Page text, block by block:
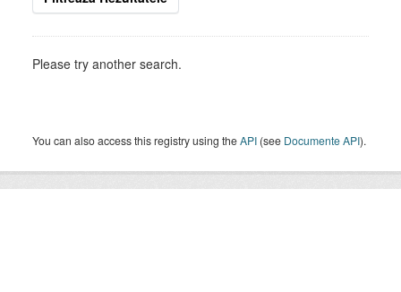
Please try another search.
You can also access this registry using theAPI (see Documente API).